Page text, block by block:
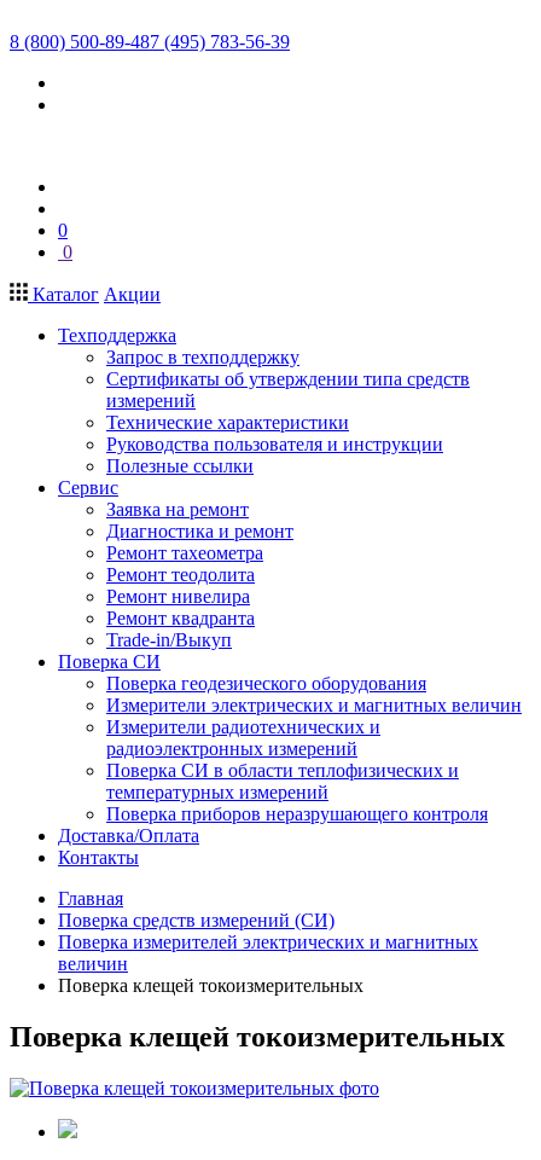
8 (800) 500-89-487 (495) 783-56-39
0
0
Каталог Акции
Техподдержка
Запрос в техподдержку
Сертификаты об утверждении типа средств
измерений
Технические характеристики
Руководства пользователя и инструкции
Полезные ссылки
Сервис
Заявка на ремонт
Диагностика и ремонт
Ремонт тахеометра
Ремонт теодолита
Ремонт нивелира
Ремонт квадранта
Trade-in/Выкуп
Поверка СИ
Поверка геодезического оборудования
Измерители электрических и магнитных величин
Измерители радиотехнических и
радиоэлектронных измерений
Поверка СИ в области теплофизических и
температурных измерений
Поверка приборов неразрушающего контроля
Доставка/Оплата
Контакты
Главная
Поверка средств измерений (СИ)
Поверка измерителей электрических и магнитных
величин
Поверка клещей токоизмерительных
Поверка клещей токоизмерительных